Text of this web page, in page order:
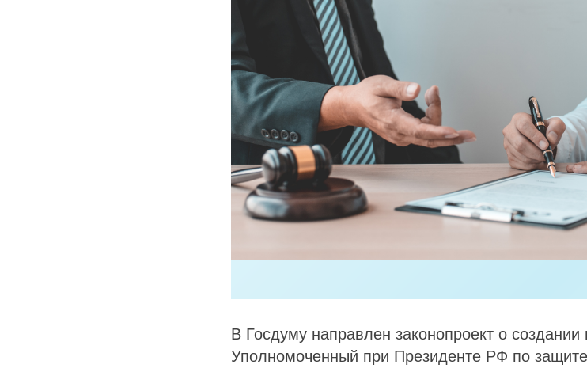
В Госдуму направлен законопроект о
Уполномоченный при Президенте РФ по